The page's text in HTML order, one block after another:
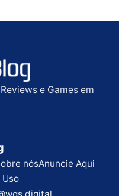
e Games em
nósAnuncie Aqui